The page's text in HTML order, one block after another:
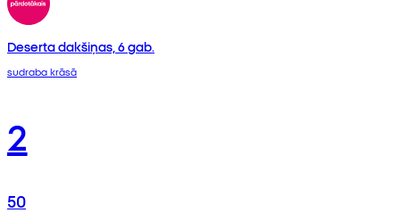
Deserta dakšiņas, 6 gab.
sudraba krāsā
2
50